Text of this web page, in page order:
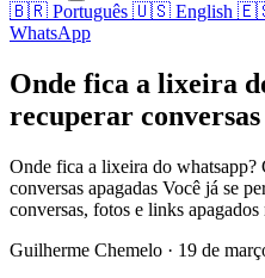
🇧🇷 Português 🇺🇸 English
WhatsApp
Onde fica a lixeira
recuperar conversas
Onde fica a lixeira do whatsapp?
conversas apagadas Você já se
conversas, fotos e links apagados
Guilherme Chemelo · 19 de